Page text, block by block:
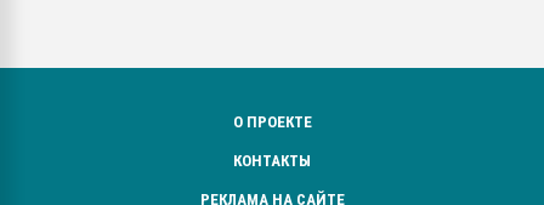
О ПРОЕКТЕ
КОНТАКТЫ
РЕКЛАМА НА САЙТЕ